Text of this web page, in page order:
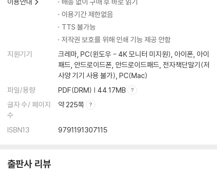
CASE 3 - HANA 씨의 집
제2장 _ 관엽식물 64
식물도감 보는 방법
아글라오모르파 코로난스
아스파라거스 마코와니
아스플레니움 니두스 코브라
알로에 수프라폴리아타
알로에 플라밍고
알로에 안탄드로이
리쿠알라 그란디스
이용기간 제한없음
TTS 불가능
저작권 보호를 위해 인쇄 기능 제공 안함
지원기기
크레마, PC(윈도우 - 4K 모니터 미지원), 아이폰, 아이
패드, 안드로이드폰, 안드로이드패드, 전자책단말기(저
사양 기기 사용 불가), PC(Mac)
파일/용량
PDF(DRM) | 44.17MB
글자 수/ 페이지
수
약 225쪽
ISBN13 9791191307115
출판사 리뷰